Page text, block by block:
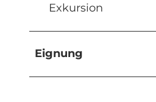
Exkursion
Eignung